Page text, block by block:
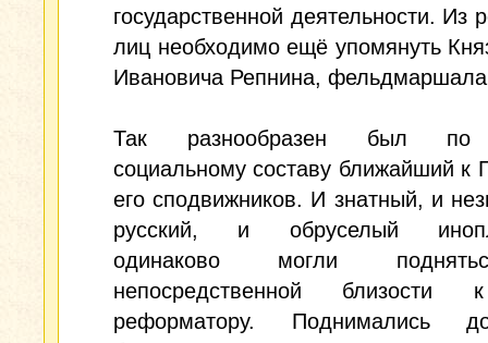
государственной деятельности. Из
лиц необходимо ещё упомянуть
Ивановича Репнина,
Так разнообразен был по
социальному составу ближайший к
его сподвижников. И знатный, и
русский, и обруселый
одинаково могли
непосредственной
реформатору. Поднимались